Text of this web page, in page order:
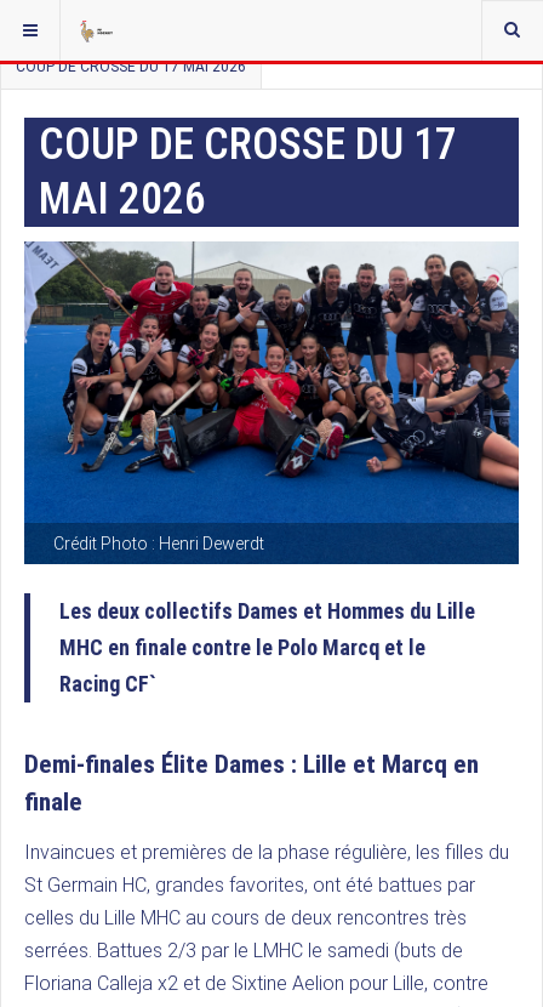
VOUS ÊTES ICI :
COUP DE CROSSE DU 17 MAI 2026
COUP DE CROSSE DU 17
MAI 2026
Crédit Photo : Henri Dewerdt
Les deux collectifs Dames et Hommes du Lille
MHC en finale contre le Polo Marcq et le
Racing CF`
Demi-finales Élite Dames : Lille et Marcq en
finale
Invaincues et premières de la phase régulière, les filles du
St Germain HC, grandes favorites, ont été battues par
celles du Lille MHC au cours de deux rencontres très
serrées. Battues 2/3 par le LMHC le samedi (buts de
Floriana Calleja x2 et de Sixtine Aelion pour Lille, contre